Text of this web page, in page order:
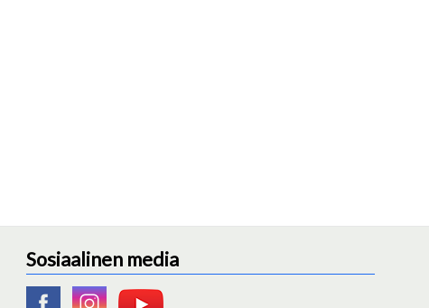
Sosiaalinen media